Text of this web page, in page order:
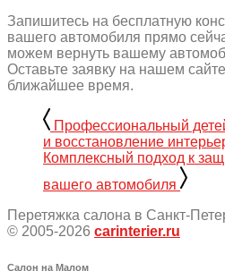
Запишитесь на бесплатную
вашего автомобиля прямо
можем вернуть вашему
Оставьте заявку на нашем
ближайшее время.
Профессиональный
и восстановление
Комплексный подход к
вашего автомобиля
Перетяжка салона в Санкт-
© 2005-2026 carinterier.ru
Салон на Малом